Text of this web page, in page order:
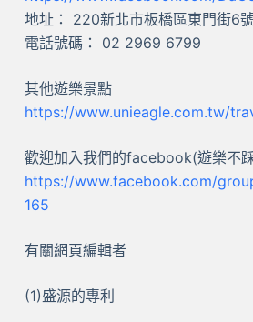
地址： 220新北市板橋區東門街6
電話號碼： 02 2969 6799
其他遊樂景點
https://www.unieagle.com.tw/
歡迎加入我們的facebook(遊樂不
https://www.facebook.com/
165
有關網頁編輯者
(1)盛源的專利